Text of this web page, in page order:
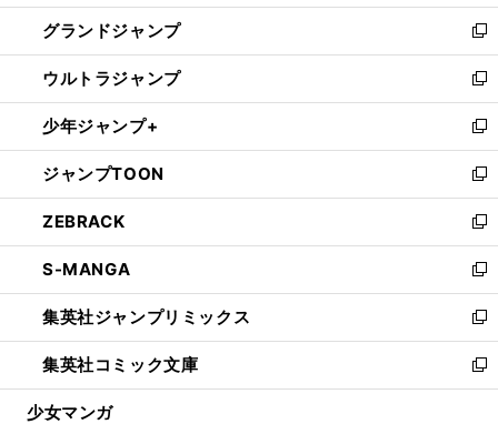
ウ
で
開
く
ン
ド
ウ
で
開
く
ウ
ィ
ン
ド
ウ
で
開
く
し
い
ウ
ィ
ン
ド
ウ
で
開
く
グランドジャンプ
新
し
い
ウ
ィ
ン
ド
ウ
で
開
く
ウルトラジャンプ
新
し
い
ウ
ィ
ン
ド
ウ
で
開
く
少年ジャンプ+
新
し
い
ウ
ィ
ン
ド
ウ
で
開
く
ジャンプTOON
新
し
い
ウ
ィ
ン
ド
ウ
で
開
ZEBRACK
新
し
い
ウ
ィ
ン
ド
ウ
S-MANGA
新
し
い
ウ
ィ
ン
集英社ジャンプリミックス
新
し
い
ウ
集英社コミック文庫
新
し
少女マンガ